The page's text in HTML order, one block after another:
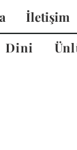
İletişim
Dini